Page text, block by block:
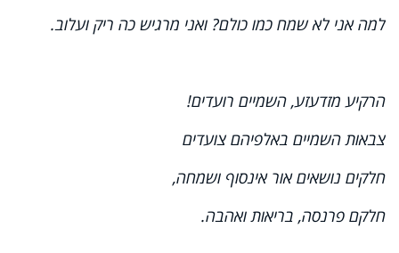
למה אני לא שמח כמו כולם? ואני מרגיש כה ריק ועלוב.
הרקיע מזדעזע, השמיים רועדים!
צבאות השמיים באלפיהם צועדים
חלקים נושאים אור אינסוף ושמחה,
חלקם פרנסה, בריאות ואהבה.